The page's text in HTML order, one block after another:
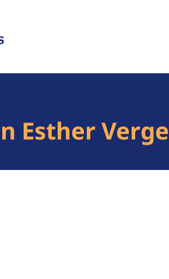
Esther